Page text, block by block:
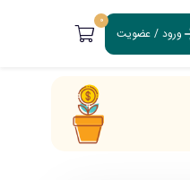
ورود / عضویت
0